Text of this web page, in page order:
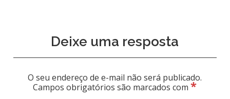
Deixe uma resposta
O seu endereço de e-mail não será publicado.
Campos obrigatórios são marcados com*